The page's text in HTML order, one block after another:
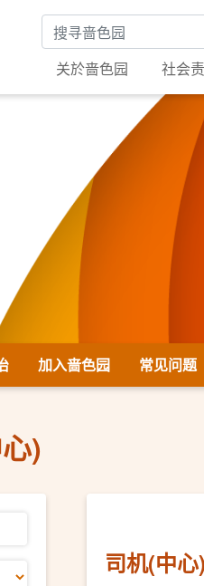
搜寻关键字
关於啬色园
社会
加入啬色园 常见问题
)
司机(中心)